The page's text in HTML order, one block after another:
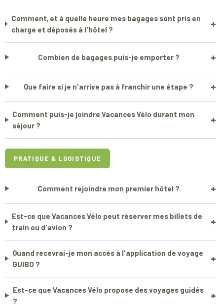
Comment, et à quelle heure mes bagages sont pris en
charge et déposés à l'hôtel ?
+
Combien de bagages puis-je emporter ? +
Que faire si je n'arrive pas à franchir une étape ? +
Comment puis-je joindre Vacances Vélo durant mon
séjour ?
+
PRATIQUE & LOGISTIQUE
Comment rejoindre mon premier hôtel ? +
Est-ce que Vacances Vélo peut réserver mes billets de
train ou d'avion ?
+
Quand recevrai-je mon accès à l'application de voyage
GUIBO ?
+
Est-ce que Vacances Vélo propose des voyages guidés
?
+